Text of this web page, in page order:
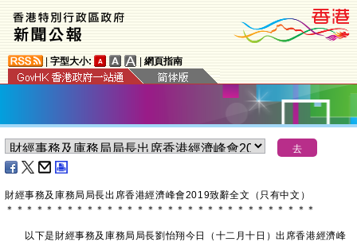
字型大小: 網頁指南
財經事務及庫務局局長出席香港經濟峰會2019致辭全文（只有中文）
＊ ＊ ＊ ＊ ＊ ＊ ＊ ＊ ＊ ＊ ＊ ＊ ＊ ＊ ＊ ＊ ＊ ＊ ＊ ＊ ＊ ＊ ＊ ＊ ＊ ＊ ＊ ＊ ＊ ＊ ＊
以下是財經事務及庫務局局長劉怡翔今日（十二月十日）出席香港經濟峰